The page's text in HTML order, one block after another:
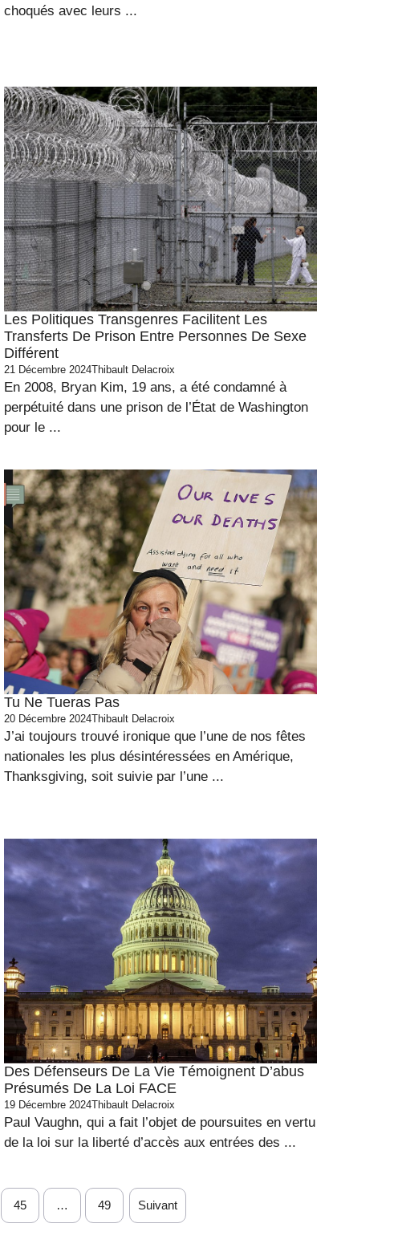
choqués avec leurs ...
Les Politiques Transgenres Facilitent Les
Transferts De Prison Entre Personnes De Sexe
Différent
21 Décembre 2024Thibault Delacroix
En 2008, Bryan Kim, 19 ans, a été condamné à
perpétuité dans une prison de l’État de Washington
pour le ...
Tu Ne Tueras Pas
20 Décembre 2024Thibault Delacroix
J’ai toujours trouvé ironique que l’une de nos fêtes
nationales les plus désintéressées en Amérique,
Thanksgiving, soit suivie par l’une ...
Des Défenseurs De La Vie Témoignent D’abus
Présumés De La Loi FACE
19 Décembre 2024Thibault Delacroix
Paul Vaughn, qui a fait l’objet de poursuites en vertu
de la loi sur la liberté d’accès aux entrées des ...
45 … 49 Suivant